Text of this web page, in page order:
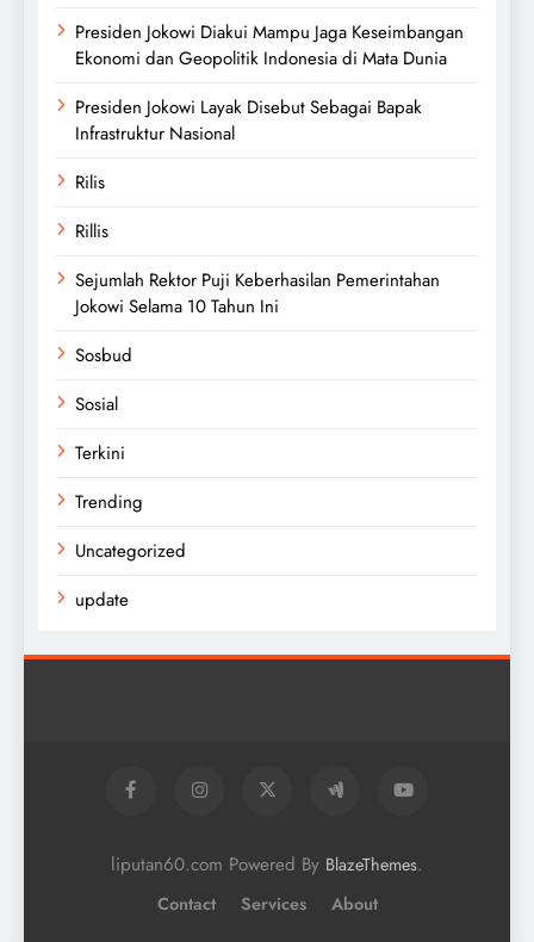
Presiden Jokowi Diakui Mampu Jaga Keseimbangan
Ekonomi dan Geopolitik Indonesia di Mata Dunia
Presiden Jokowi Layak Disebut Sebagai Bapak
Infrastruktur Nasional
Rilis
Rillis
Sejumlah Rektor Puji Keberhasilan Pemerintahan
Jokowi Selama 10 Tahun Ini
Sosbud
Sosial
Terkini
Trending
Uncategorized
update
liputan60.com Powered By BlazeThemes.
Contact Services About